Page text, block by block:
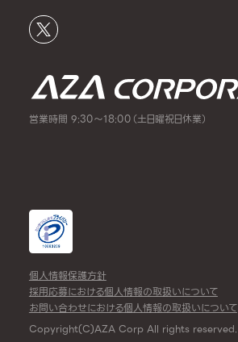
営業時間 9:30～18:00（土日曜祝日休業）
個人情報保護方針
採用応募における個人情報の取扱いについて
お問い合わせにおける個人情報の取扱いについて
Copyright(C)AZA Corp All rights reserved.